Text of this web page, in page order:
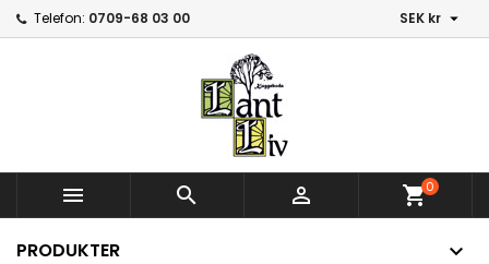
Telefon: 0709-68 03 00 SEK kr 
   shopping_cart0
PRODUKTER